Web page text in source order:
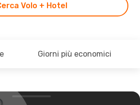
Volo + Hotel
Giorni più economici